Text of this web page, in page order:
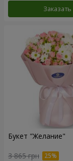
Заказать
Букет "Желание"
3 865 грн